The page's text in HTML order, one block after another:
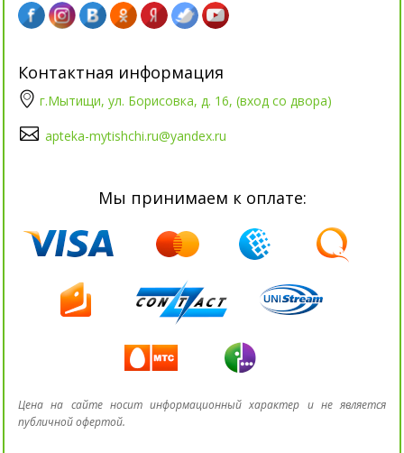
Контактная информация
г.Мытищи, ул. Борисовка, д. 16, (вход со двора)
apteka-mytishchi.ru@yandex.ru
Мы принимаем к оплате:
Цена на сайте носит информационный характер и не является
публичной офертой.